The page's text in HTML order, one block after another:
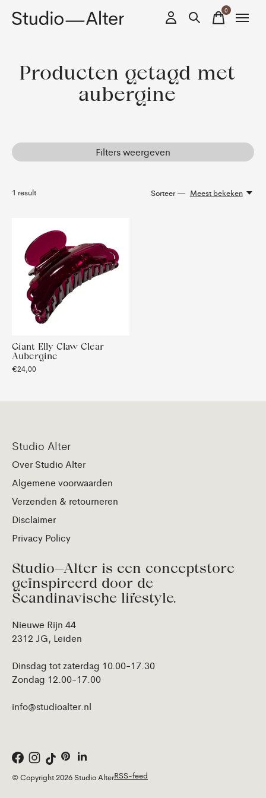
0items
Producten getagd met
aubergine
Filters weergeven
1 result Sorteer — Meest bekeken
Giant Elly Claw Clear
Aubergine
€24,00
Studio Alter
Over Studio Alter
Algemene voorwaarden
Verzenden & retourneren
Disclaimer
Privacy Policy
Studio—Alter is een conceptstore
geïnspireerd door de
Scandinavische lifestyle.
Nieuwe Rijn 44
2312 JG, Leiden
Dinsdag tot zaterdag 10.00-17.30
Zondag 12.00-17.00
info@studioalter.nl
© Copyright 2026 Studio AlterRSS-feed